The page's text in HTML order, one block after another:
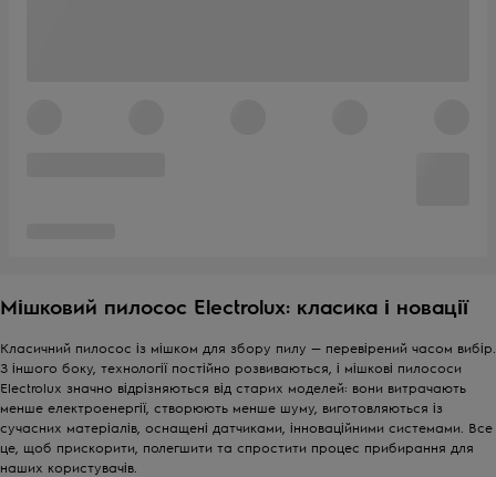
Мішковий пилосос Electrolux: класика і новації
Класичний пилосос із мішком для збору пилу — перевірений часом вибір.
З іншого боку, технології постійно розвиваються, і мішкові пилососи
Electrolux значно відрізняються від старих моделей: вони витрачають
менше електроенергії, створюють менше шуму, виготовляються із
сучасних матеріалів, оснащені датчиками, інноваційними системами. Все
це, щоб прискорити, полегшити та спростити процес прибирання для
наших користувачів.